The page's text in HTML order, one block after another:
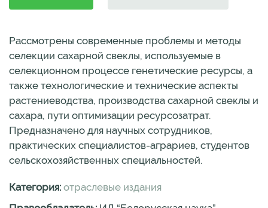
Рассмотрены современные проблемы и методы
селекции сахарной свеклы, используемые в
селекционном процессе генетические ресурсы, а
также технологические и технические аспекты
растениеводства, производства сахарной свеклы и
сахара, пути оптимизации ресурсозатрат.
Предназначено для научных сотрудников,
практических специалистов-аграриев, студентов
сельскохозяйственных специальностей.
Категория: отраслевые издания